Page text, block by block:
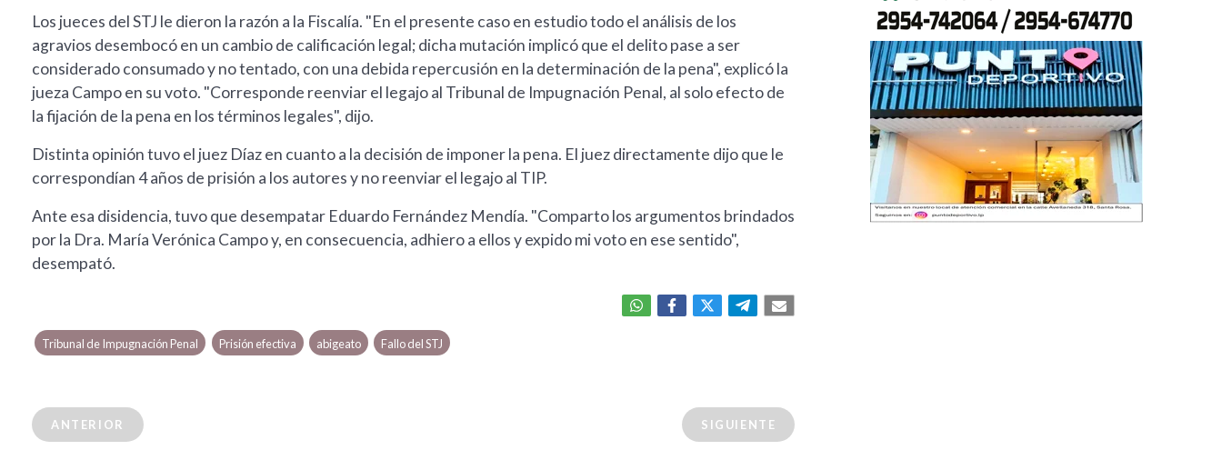
Los jueces del STJ le dieron la razón a la Fiscalía. "En el presente caso en estudio todo el análisis de los
agravios desembocó en un cambio de calificación legal; dicha mutación implicó que el delito pase a ser
considerado consumado y no tentado, con una debida repercusión en la determinación de la pena", explicó la
jueza Campo en su voto. "Corresponde reenviar el legajo al Tribunal de Impugnación Penal, al solo efecto de
la fijación de la pena en los términos legales", dijo.
Distinta opinión tuvo el juez Díaz en cuanto a la decisión de imponer la pena. El juez directamente dijo que le
correspondían 4 años de prisión a los autores y no reenviar el legajo al TIP.
Ante esa disidencia, tuvo que desempatar Eduardo Fernández Mendía. "Comparto los argumentos brindados
por la Dra. María Verónica Campo y, en consecuencia, adhiero a ellos y expido mi voto en ese sentido",
desempató.
Tribunal de Impugnación Penal Prisión efectiva abigeato Fallo del STJ
ANTERIOR SIGUIENTE